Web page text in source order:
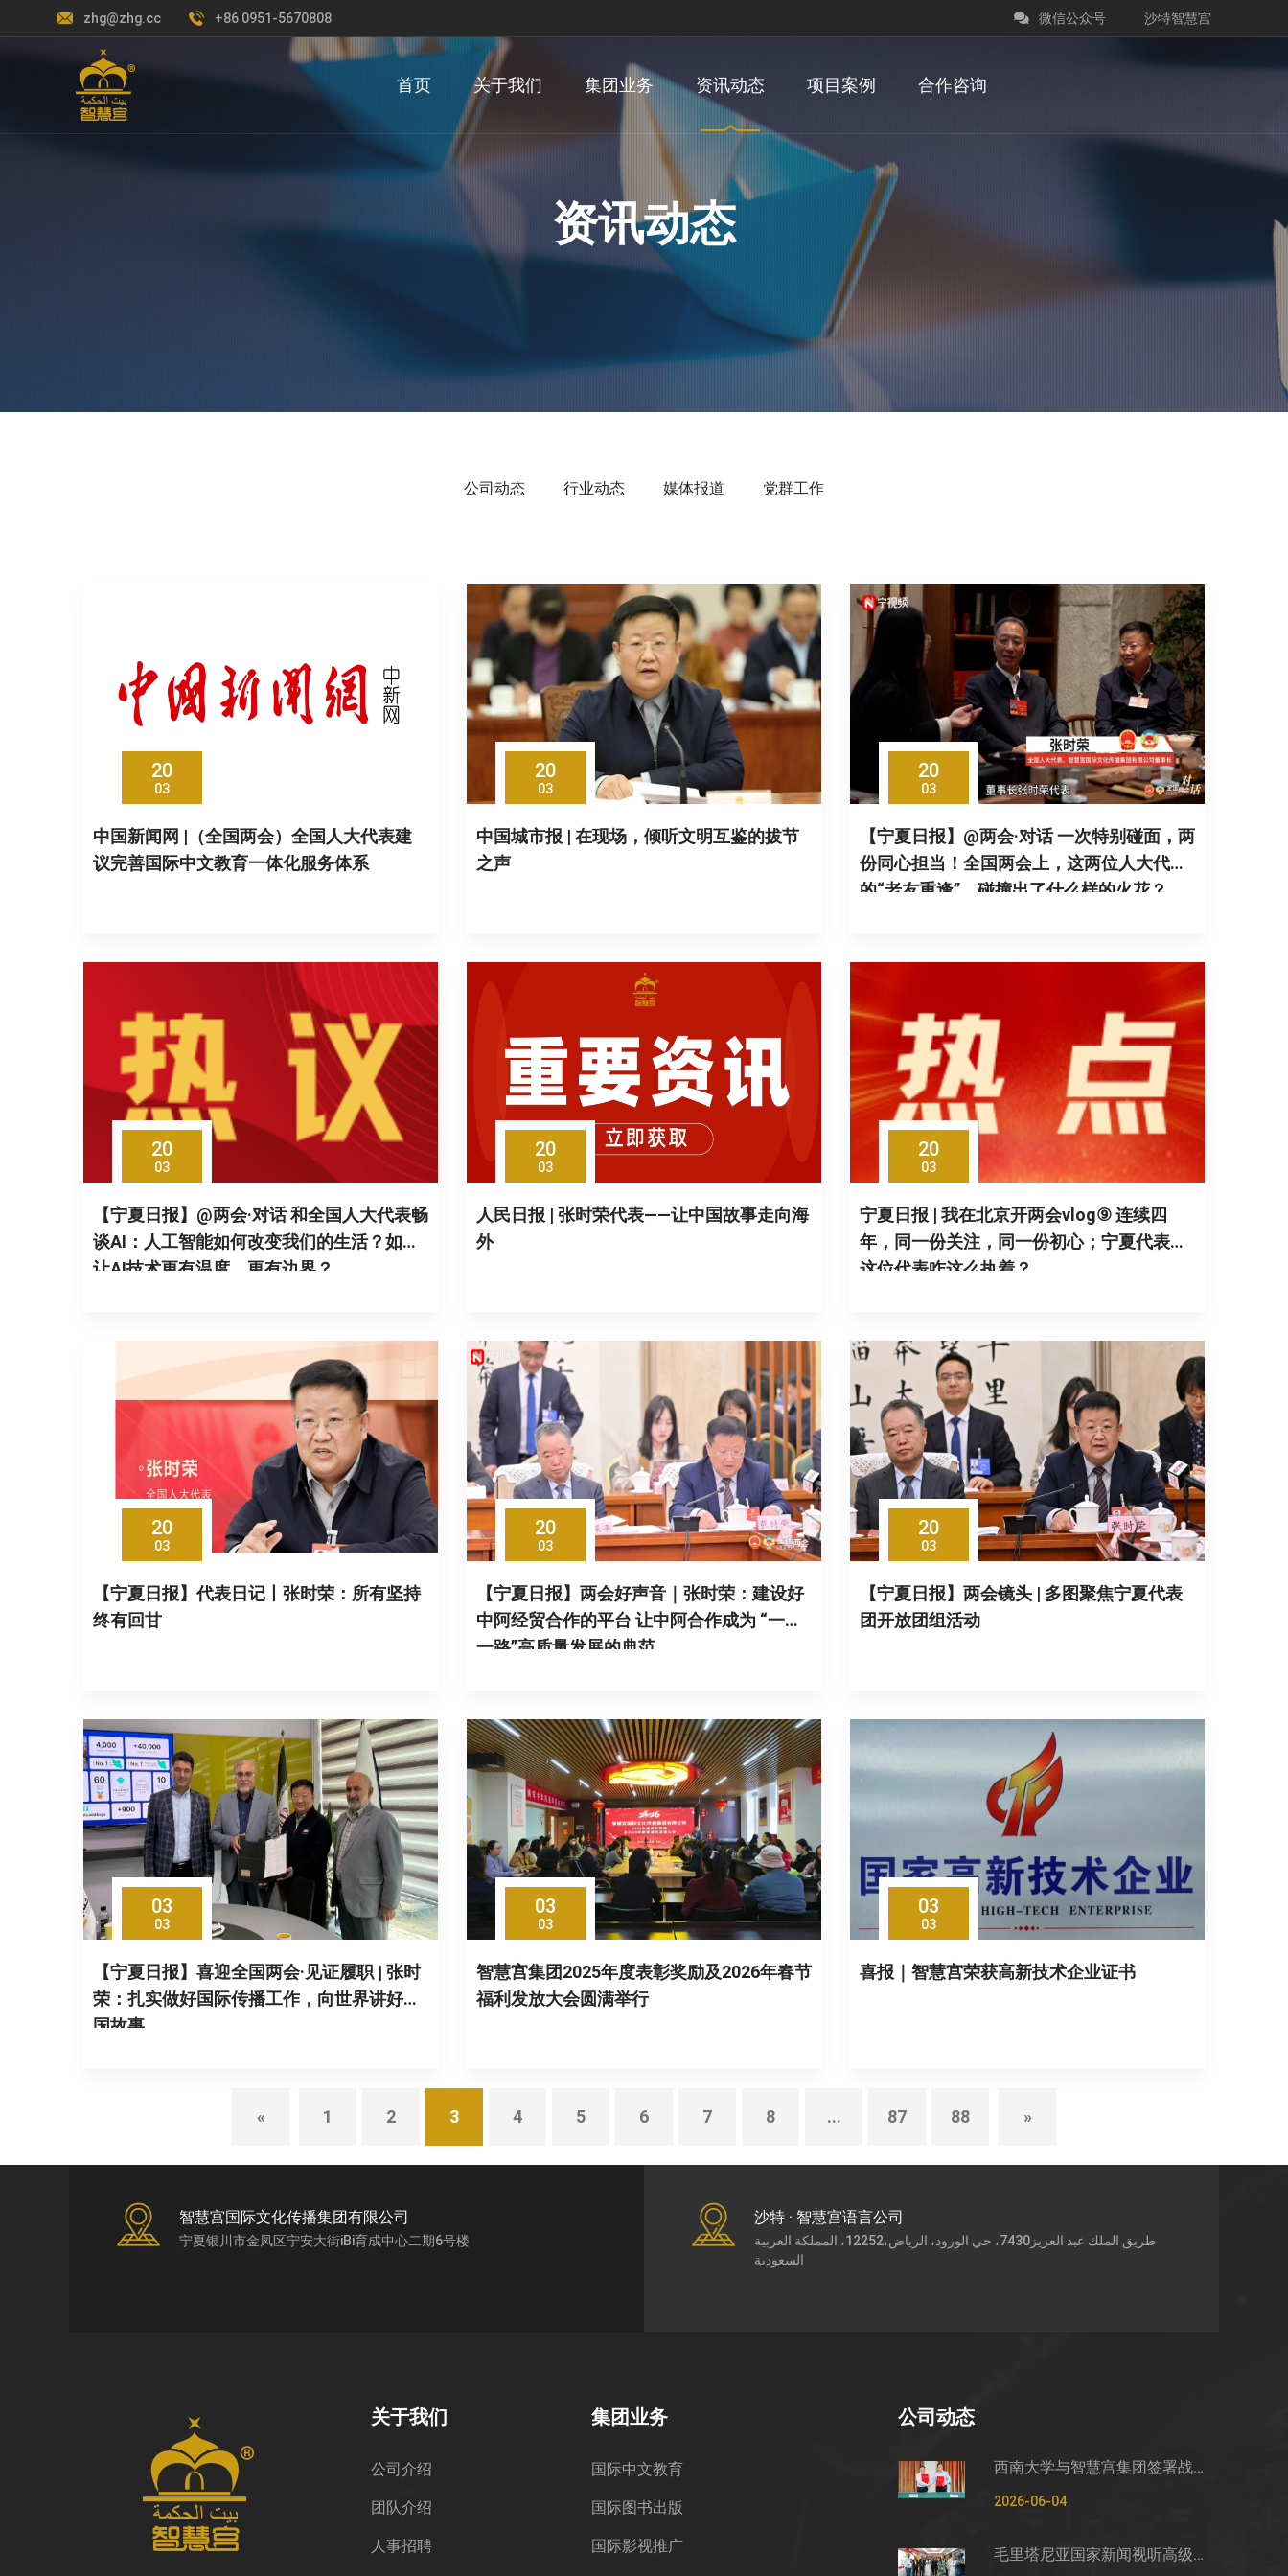
zhg@zhg.cc +86 0951-5670808 沙特智慧宫
微信公众号
首页 关于我们 集团业务 资讯动态 项目案例 合作咨询
资讯动态
公司动态 行业动态 媒体报道 党群工作
20
03
中国新闻网 |（全国两会）全国人大代表建
议完善国际中文教育一体化服务体系
20
03
中国城市报 | 在现场，倾听文明互鉴的拔节
之声
20
03
【宁夏日报】@两会·对话 一次特别碰面，两
份同心担当！全国两会上，这两位人大代表
的“老友重逢”，碰撞出了什么样的火花？
20
03
【宁夏日报】@两会·对话 和全国人大代表畅
谈AI：人工智能如何改变我们的生活？如何
让AI技术更有温度、更有边界？
20
03
人民日报 | 张时荣代表——让中国故事走向海
外
20
03
宁夏日报 | 我在北京开两会vlog⑨ 连续四
年，同一份关注，同一份初心；宁夏代表团
这位代表咋这么执着？
20
03
【宁夏日报】代表日记丨张时荣：所有坚持
终有回甘
20
03
【宁夏日报】两会好声音｜张时荣：建设好
中阿经贸合作的平台 让中阿合作成为 “一带
一路”高质量发展的典范
20
03
【宁夏日报】两会镜头 | 多图聚焦宁夏代表
团开放团组活动
03
03
【宁夏日报】喜迎全国两会·见证履职 | 张时
荣：扎实做好国际传播工作，向世界讲好中
国故事
03
03
智慧宫集团2025年度表彰奖励及2026年春节
福利发放大会圆满举行
03
03
喜报｜智慧宫荣获高新技术企业证书
« 1 2 3 4 5 6 7 8 ... 87 88 »
智慧宫国际文化传播集团有限公司
宁夏银川市金凤区宁安大街iBi育成中心二期6号楼
沙特 · 智慧宫语言公司
طريق الملك عبد العزيز7430، حي الورود، الرياض،12252، المملكة العربية
السعودية
关于我们
公司介绍
团队介绍
人事招聘
集团业务
国际中文教育
国际图书出版
国际影视推广
公司动态
西南大学与智慧宫集团签署战略合作框架协议
2026-06-04
毛里塔尼亚国家新闻视听高级管理局监测管控司司长穆罕默德·哈桑·埃萨利姆一行莅临智慧宫调研